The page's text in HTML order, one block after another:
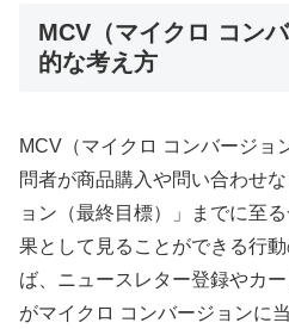
MCV（マイクロ コン
的な考え方
MCV（マイクロ コンバージョ
問者が商品購入や問い合わせ
ョン（最終目標）」までに至
果として見ることができる行
ば、ニュースレター登録やカ
がマイクロ コンバージョンに